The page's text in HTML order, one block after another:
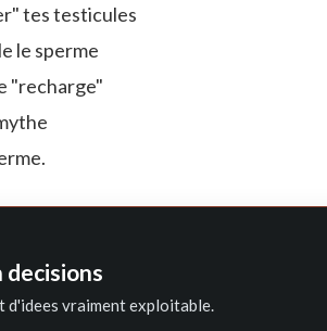
tes testicules
le sperme
"recharge"
d'idees vraiment exploitable.